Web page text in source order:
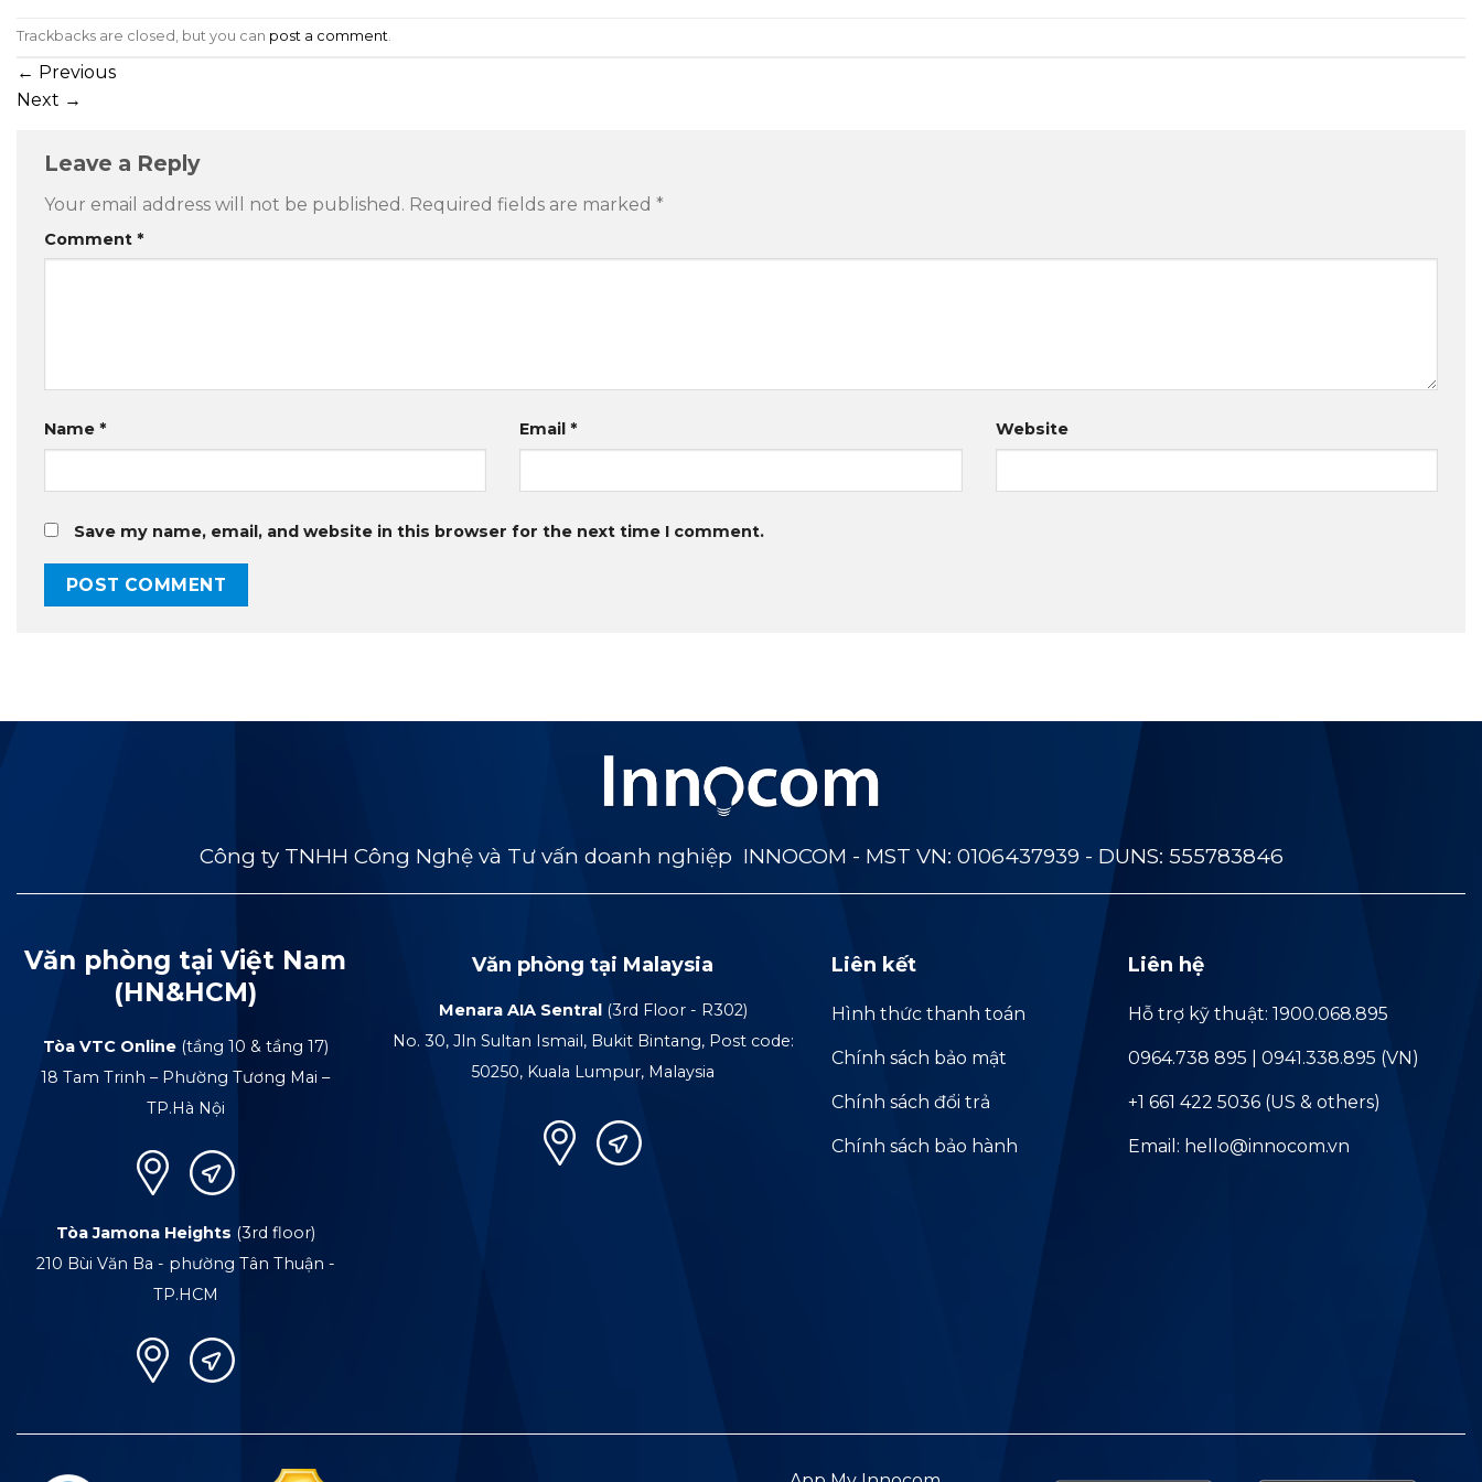
Trackbacks are closed, but you can post a comment.
← Previous
Next →
Leave a Reply
Your email address will not be published. Required fields are marked *
Comment *
Name * Email* Website
Save my name, email, and website in this browser for the next time I comment.
Công ty TNHH Công Nghệ và Tư vấn doanh nghiệp INNOCOM - MST VN: 0106437939 - DUNS: 555783846
Văn phòng tại Việt Nam
(HN&HCM)
Tòa VTC Online(tầng 10 & tầng 17)
18 Tam Trinh – Phường Tương Mai –
TP.Hà Nội
Tòa Jamona Heights (3rd floor)
210 Bùi Văn Ba - phường Tân Thuận -
TP.HCM
Văn phòng tại Malaysia
Menara AIA Sentral (3rd Floor - R302)
No. 30, Jln Sultan Ismail, Bukit Bintang, Post code:
50250, Kuala Lumpur, Malaysia
Liên kết
Hình thức thanh toán
Chính sách bảo mật
Chính sách đổi trả
Chính sách bảo hành
Liên hệ
Hỗ trợ kỹ thuật: 1900.068.895
0964.738 895 | 0941.338.895 (VN)
+1 661 422 5036 (US & others)
Email: hello@innocom.vn